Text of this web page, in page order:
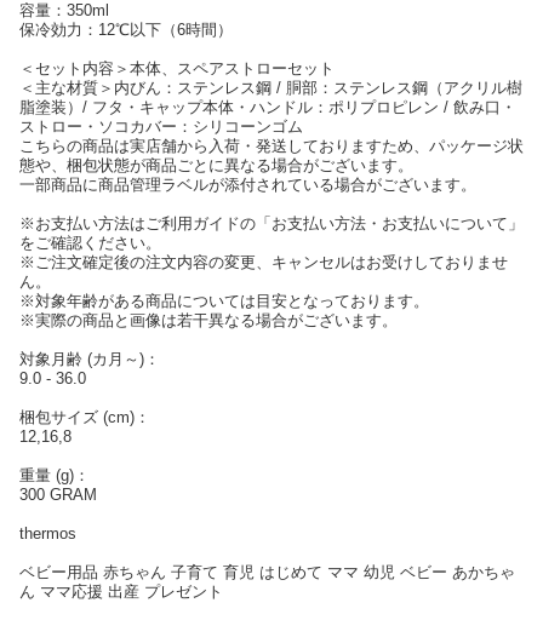
容量：350ml
保冷効力：12℃以下（6時間）
＜セット内容＞本体、スペアストローセット
＜主な材質＞内びん：ステンレス鋼 / 胴部：ステンレス鋼（アクリル樹
脂塗装）/ フタ・キャップ本体・ハンドル：ポリプロピレン / 飲み口・
ストロー・ソコカバー：シリコーンゴム
こちらの商品は実店舗から入荷・発送しておりますため、パッケージ状
態や、梱包状態が商品ごとに異なる場合がございます。
一部商品に商品管理ラベルが添付されている場合がございます。
※お支払い方法はご利用ガイドの「お支払い方法・お支払いについて」
をご確認ください。
※ご注文確定後の注文内容の変更、キャンセルはお受けしておりませ
ん。
※対象年齢がある商品については目安となっております。
※実際の商品と画像は若干異なる場合がございます。
対象月齢 (カ月～)：
9.0 - 36.0
梱包サイズ (cm)：
12,16,8
重量 (g)：
300 GRAM
thermos
ベビー用品 赤ちゃん 子育て 育児 はじめて ママ 幼児 ベビー あかちゃ
ん ママ応援 出産 プレゼント